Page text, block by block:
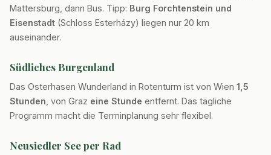
Mattersburg, dann Bus. Tipp: Burg Forchtenstein und
Eisenstadt (Schloss Esterházy) liegen nur 20 km
auseinander.
Südliches Burgenland
Das Osterhasen Wunderland in Rotenturm ist von Wien 1,5
Stunden, von Graz eine Stunde entfernt. Das tägliche
Programm macht die Terminplanung sehr flexibel.
Neusiedler See per Rad